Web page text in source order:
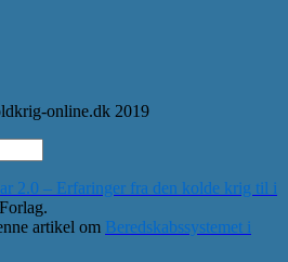
online.dk 2019
2.0 – Erfaringer fra den kolde krig til i
artikel om Beredskabssystemet i